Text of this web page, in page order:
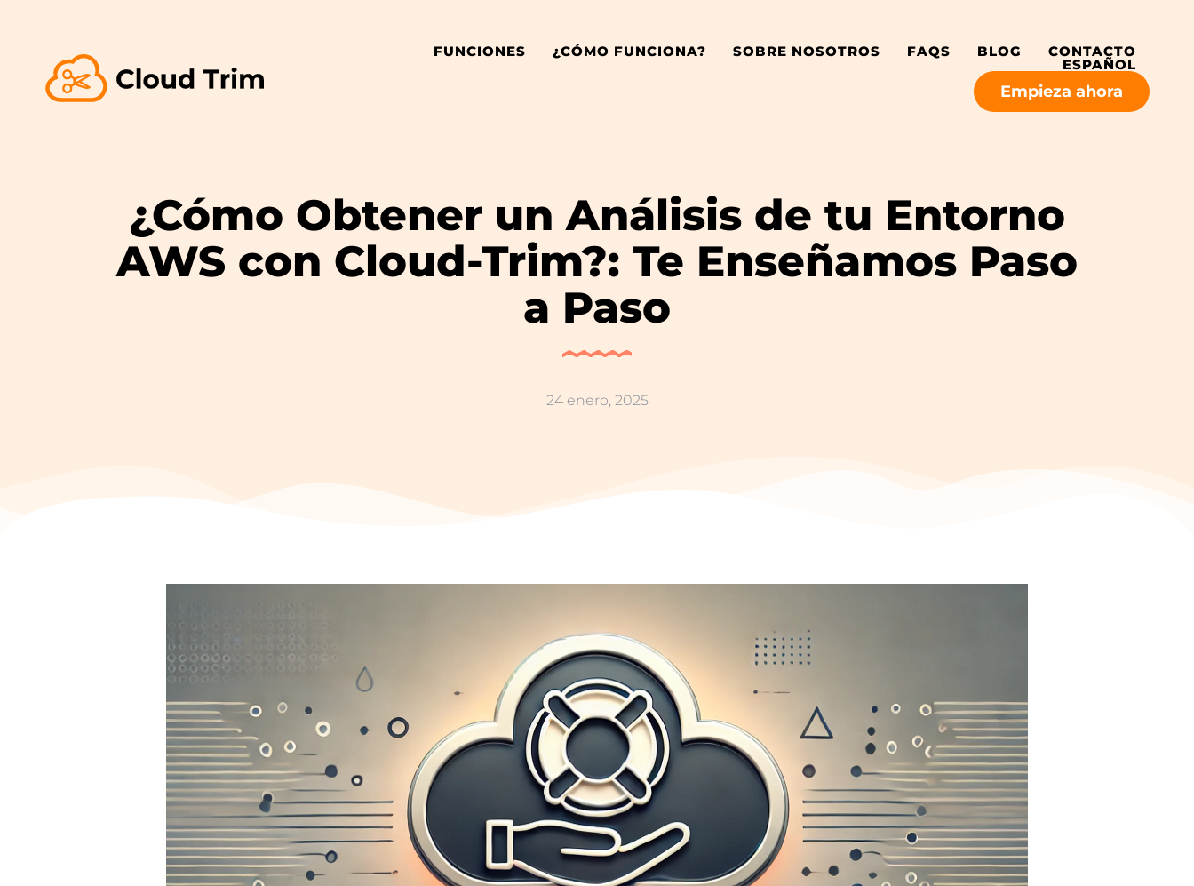
FUNCIONES ¿CÓMO FUNCIONA? SOBRE NOSOTROS FAQS BLOG CONTACTO
ESPAÑOL
Empieza ahora
¿Cómo Obtener un Análisis de tu Entorno
AWS con Cloud-Trim?: Te Enseñamos Paso
a Paso
24 enero, 2025